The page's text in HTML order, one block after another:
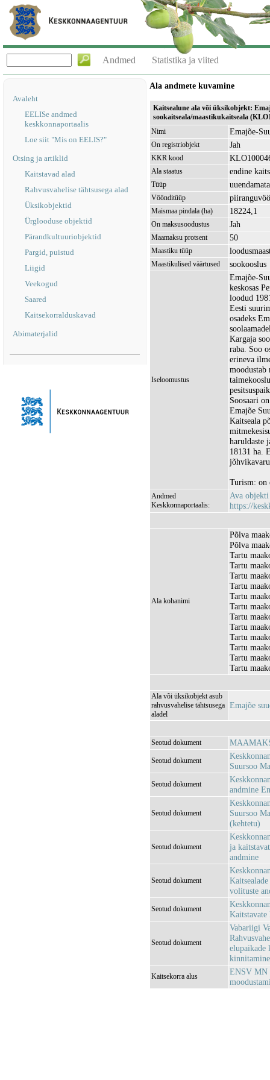
Andmed Statistika ja viited
Avaleht
EELISe andmed
keskkonnaportaalis
Loe siit "Mis on EELIS?"
Otsing ja artiklid
Kaitstavad alad
Rahvusvahelise tähtsusega alad
Üksikobjektid
Ürglooduse objektid
Pärandkultuuriobjektid
Pargid, puistud
Liigid
Veekogud
Saared
Kaitsekorralduskavad
Abimaterjalid
Ala andmete kuvamine
Kaitsealune ala või üksikobjekt:
sookaitseala/maastikukaitseala
Nimi
Emajõe-
On registriobjekt Jah
KKR kood
Ala staatus endine
Tüüp
Vöönditüüp
Maismaa pindala (ha) 18224,1
On maksusoodustus Jah
Maamaksu protsent 50
Maastiku tüüp
Maastikulised väärtused sookooslus
Iseloomustus
Emajõe-
keskosas
loodud
Eesti
osadeks
Kargaja
raba. Soo
erineva
moodustab
Soosaari
Emajõe
Kaitseala
haruldaste
18131 ha.
Turism: on
Andmed
Keskkonnaportaalis:
Ava objekti
https://
Ala kohanimi
Põlva
Põlva
Tartu
Tartu
Tartu
Tartu
Tartu
Tartu
Tartu
Tartu
Tartu
Tartu
Tartu
Tartu
Ala või üksikobjekt asub
rahvusvahelise tähtsusega
aladel
Emajõe
Seotud dokument
Seotud dokument
Suursoo
Seotud dokument
andmine
Seotud dokument
Suursoo
(kehtetu)
Seotud dokument
ja
andmine
Seotud dokument
volituste
Seotud dokument
Kaitstavate
Seotud dokument
Vabariigi
kinnitamine
Kaitsekorra alus
ENSV MN